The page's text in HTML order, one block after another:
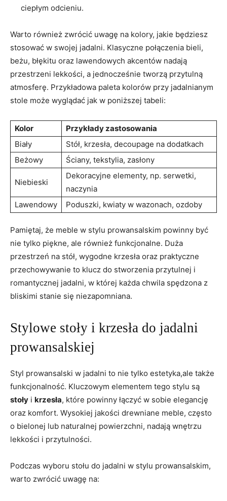
ciepłym odcieniu.
Warto również⁢ zwrócić uwagę na kolory, jakie będziesz
stosować⁤ w swojej‍ jadalni. Klasyczne⁤ połączenia bieli,
beżu,⁣ błękitu oraz lawendowych akcentów nadają
przestrzeni ⁢lekkości, a jednocześnie tworzą przytulną
atmosferę. Przykładowa paleta kolorów przy ‌jadalnianym⁢
stole może wyglądać jak w poniższej tabeli:
Kolor
Przykłady ⁢zastosowania
Biały
Stół, krzesła, ‌decoupage ⁤na ⁣dodatkach
Beżowy
Ściany, tekstylia, zasłony
Niebieski
Dekoracyjne elementy, np. serwetki,
naczynia
Lawendowy
Poduszki, kwiaty w wazonach, ozdoby
Pamiętaj, że meble w stylu prowansalskim powinny być
nie​ tylko piękne, ale również ‍funkcjonalne.⁤ Duża
przestrzeń na stół, wygodne ⁣krzesła oraz praktyczne
przechowywanie to klucz do stworzenia przytulnej ‌i
romantycznej jadalni, w której ‌każda chwila spędzona z
bliskimi stanie się niezapomniana.
Stylowe stoły ‍i‍ krzesła⁣ do jadalni
prowansalskiej
Styl prowansalski ‍w jadalni ⁣to⁣ nie tylko estetyka,ale także
funkcjonalność. Kluczowym elementem tego stylu ​są ⁢
stoły ‌i krzesła, które⁣ powinny⁤ łączyć ‌w sobie elegancję
oraz komfort. Wysokiej jakości drewniane ⁣meble, często
o⁣ bielonej lub naturalnej powierzchni, ⁤nadają ⁢wnętrzu
lekkości i⁣ przytulności.
Podczas wyboru stołu do ⁣jadalni w stylu prowansalskim,
warto zwrócić⁢ uwagę na: